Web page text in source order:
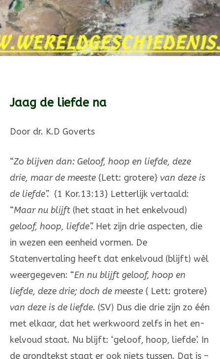
Jaag de liefde na
Door dr. K.D Goverts
“Zo blijven dan: Geloof, hoop en liefde, deze
drie, maar de meeste {Lett: grotere} van deze is
de liefde”. {1 Kor.13:13} Letterlijk vertaald:
“Maar nu blijft (het staat in het enkelvoud)
geloof, hoop, liefde”. Het zijn drie aspecten, die
in wezen een eenheid vormen. De
Statenvertaling heeft dat enkelvoud (blijft) wèl
weergegeven: “En nu blijft geloof, hoop en
liefde, deze drie; doch de meeste { Lett: grotere}
van deze is de liefde. (SV) Dus die drie zijn zo één
met elkaar, dat het werkwoord zelfs in het en­
kel­voud staat. Nu blijft: ‘geloof, hoop, liefde’. In
de grondtekst staat er ook niets tussen. Dat is –